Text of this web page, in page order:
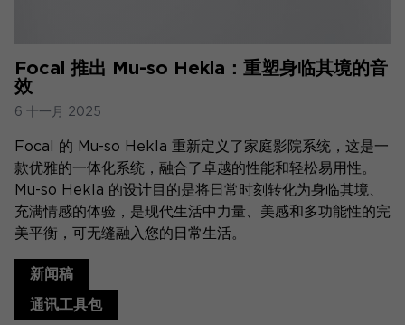
Focal 推出 Mu-so Hekla：重塑身临其境的音
效
6 十一月 2025
Focal 的 Mu-so Hekla 重新定义了家庭影院系统，这是一
款优雅的一体化系统，融合了卓越的性能和轻松易用性。
Mu-so Hekla 的设计目的是将日常时刻转化为身临其境、
充满情感的体验，是现代生活中力量、美感和多功能性的完
美平衡，可无缝融入您的日常生活。
新闻稿
通讯工具包